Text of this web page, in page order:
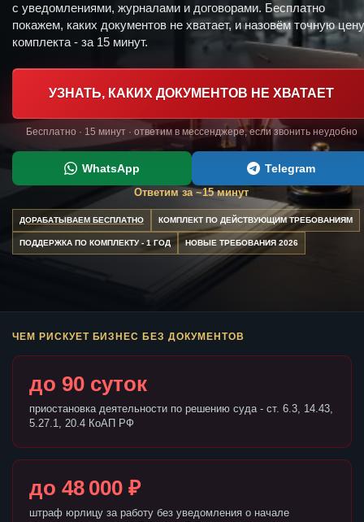
с уведомлениями, журналами и договорами. Бесплатно
покажем, каких документов не хватает, и назовём точную цену
комплекта - за 15 минут.
УЗНАТЬ, КАКИХ ДОКУМЕНТОВ НЕ ХВАТАЕТ
Бесплатно · 15 минут · ответим в мессенджере, если звонить неудобно
WhatsApp Telegram
Ответим за ~15 минут
ДОРАБАТЫВАЕМ БЕСПЛАТНО КОМПЛЕКТ ПО ДЕЙСТВУЮЩИМ ТРЕБОВАНИЯМ
ПОДДЕРЖКА ПО КОМПЛЕКТУ - 1 ГОД НОВЫЕ ТРЕБОВАНИЯ 2026
ЧЕМ РИСКУЕТ БИЗНЕС БЕЗ ДОКУМЕНТОВ
до 90 суток
приостановка деятельности по решению суда - ст. 6.3, 14.43,
5.27.1, 20.4 КоАП РФ
до 48 000 ₽
штраф юрлицу за работу без уведомления о начале